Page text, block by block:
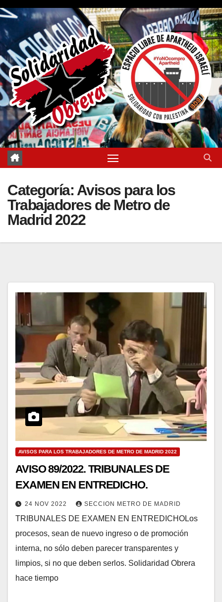
Saltar
contenido
Categoría: Avisos para los
Trabajadores de Metro de
Madrid 2022
AVISOS PARA LOS TRABAJADORES DE METRO DE MADRID 2022
AVISO 89/2022. TRIBUNALES DE
EXAMEN EN ENTREDICHO.
24 NOV 2022 SECCION METRO DE MADRID
TRIBUNALES DE EXAMEN EN ENTREDICHOLos
procesos, sean de nuevo ingreso o de promoción
interna, no sólo deben parecer transparentes y
limpios, si no que deben serlos. Solidaridad Obrera
hace tiempo